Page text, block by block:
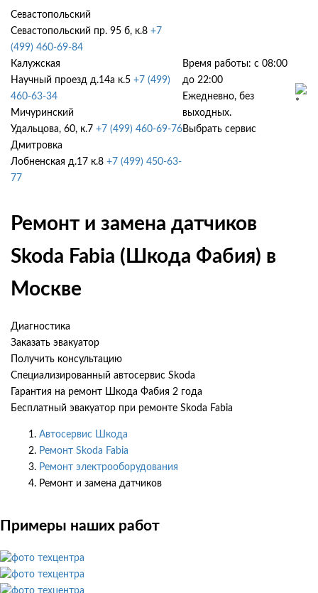
Севастопольский
Севастопольский пр. 95 б, к.8 +7
(499) 460-69-84
Калужская
Научный проезд д.14а к.5 +7 (499)
460-63-34
Мичуринский
Удальцова, 60, к.7 +7 (499) 460-69-76
Дмитровка
Лобненская д.17 к.8 +7 (499) 450-63-
77
Время работы: с 08:00
до 22:00
Ежедневно, без
выходных.
Выбрать сервис
Ремонт и замена датчиков
Skoda Fabia (Шкода Фабия) в
Москве
Диагностика
Заказать эвакуатор
Получить консультацию
Специализированный автосервис Skoda
Гарантия на ремонт Шкода Фабия 2 года
Бесплатный эвакуатор при ремонте Skoda Fabia
Автосервис Шкода
Ремонт Skoda Fabia
Ремонт электрооборудования
Ремонт и замена датчиков
Примеры наших работ